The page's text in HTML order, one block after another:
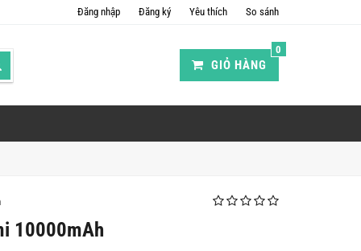
Đăng nhập Đăng ký Yêu thích So sánh
0
GIỎ HÀNG
10000mAh